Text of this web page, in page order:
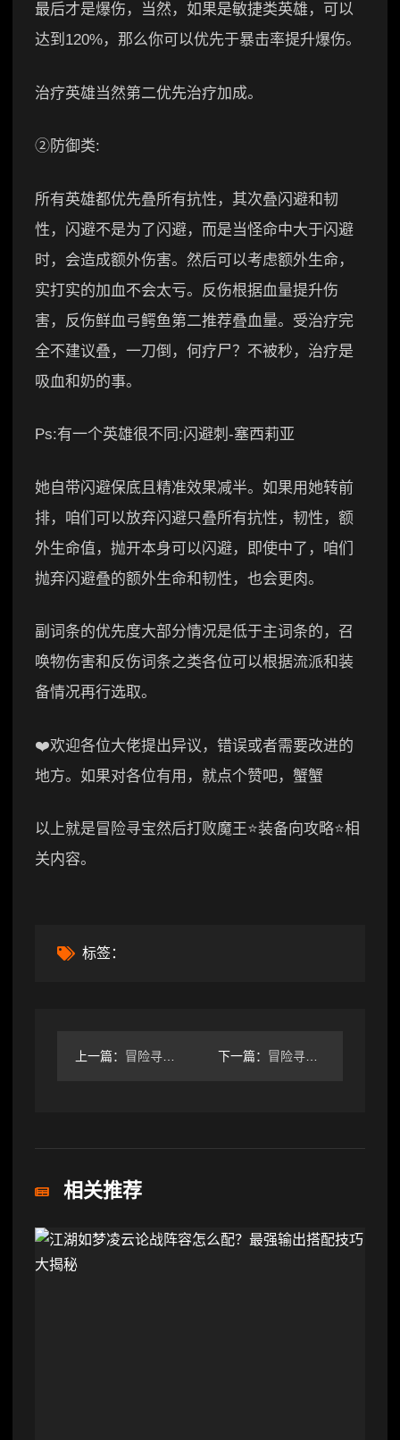
最后才是爆伤，当然，如果是敏捷类英雄，可以
达到120%，那么你可以优先于暴击率提升爆伤。
治疗英雄当然第二优先治疗加成。
②防御类:
所有英雄都优先叠所有抗性，其次叠闪避和韧
性，闪避不是为了闪避，而是当怪命中大于闪避
时，会造成额外伤害。然后可以考虑额外生命，
实打实的加血不会太亏。反伤根据血量提升伤
害，反伤鲜血弓鳄鱼第二推荐叠血量。受治疗完
全不建议叠，一刀倒，何疗尸？不被秒，治疗是
吸血和奶的事。
Ps:有一个英雄很不同:闪避刺-塞西莉亚
她自带闪避保底且精准效果减半。如果用她转前
排，咱们可以放弃闪避只叠所有抗性，韧性，额
外生命值，抛开本身可以闪避，即使中了，咱们
抛弃闪避叠的额外生命和韧性，也会更肉。
副词条的优先度大部分情况是低于主词条的，召
唤物伤害和反伤词条之类各位可以根据流派和装
备情况再行选取。
❤️欢迎各位大佬提出异议，错误或者需要改进的
地方。如果对各位有用，就点个赞吧，蟹蟹
以上就是冒险寻宝然后打败魔王⭐装备向攻略⭐相
关内容。
标签：
上一篇： 冒险寻宝然后打败魔王一个菜比的101全抢攻略 下一篇： 冒险寻宝然后打败魔王装备属性选择省流版
相关推荐